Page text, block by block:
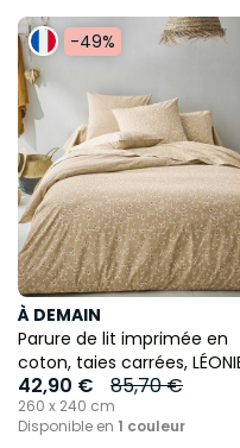
-49%
À DEMAIN
Parure de lit imprimée en
coton, taies carrées,
42,90 € 85,70 €
260 x 240 cm
Disponible en 1 couleur